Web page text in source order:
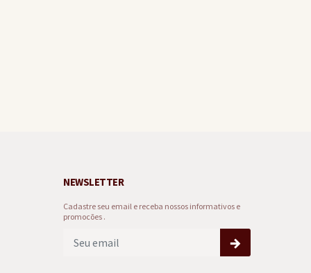
NEWSLETTER
Cadastre seu email e receba nossos informativos e
promocões .